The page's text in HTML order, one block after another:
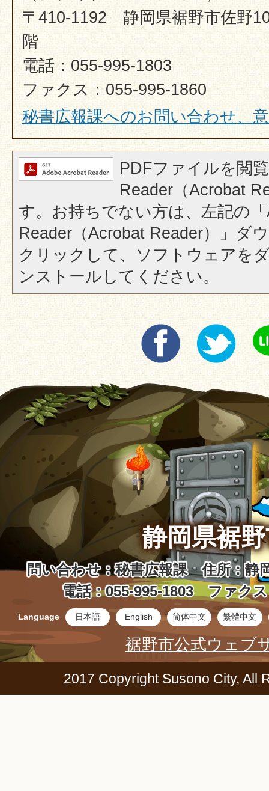
〒410-1192 静岡県裾野市佐野
階
電話：055-995-1803
ファクス：055-995-1860​​​​​​​
秘書広報課へのお問い合わせ、
PDFファイルを閲
Reader（Acrobat
す。お持ちでない方は、左記の
Reader（Acrobat Reader）」ダ
クリックして、ソフトウェアを
ンストールしてください。
静岡県裾
問い合わせ：秘書広報課 住所：
電話：055-995-1803 ファクス
Language 日本語 English 简体中文 繁體中文
裾野市公式ウェブ
2017 Copyright Susono City, All